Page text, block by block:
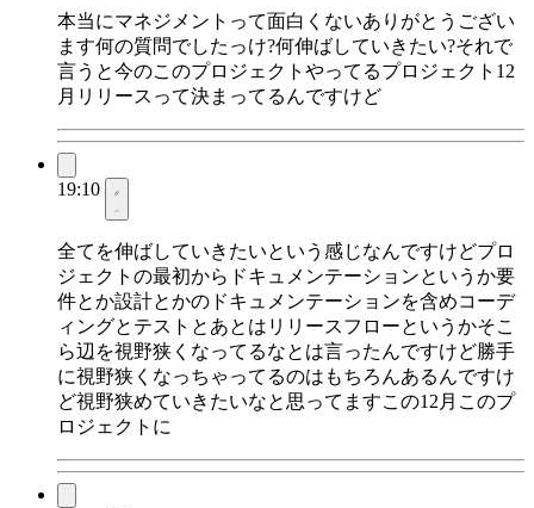
本当にマネジメントって面白くないありがとうござい
ます何の質問でしたっけ?何伸ばしていきたい?それで
言うと今のこのプロジェクトやってるプロジェクト12
月リリースって決まってるんですけど
19:10
全てを伸ばしていきたいという感じなんですけどプロ
ジェクトの最初からドキュメンテーションというか要
件とか設計とかのドキュメンテーションを含めコーデ
ィングとテストとあとはリリースフローというかそこ
ら辺を視野狭くなってるなとは言ったんですけど勝手
に視野狭くなっちゃってるのはもちろんあるんですけ
ど視野狭めていきたいなと思ってますこの12月このプ
ロジェクトに